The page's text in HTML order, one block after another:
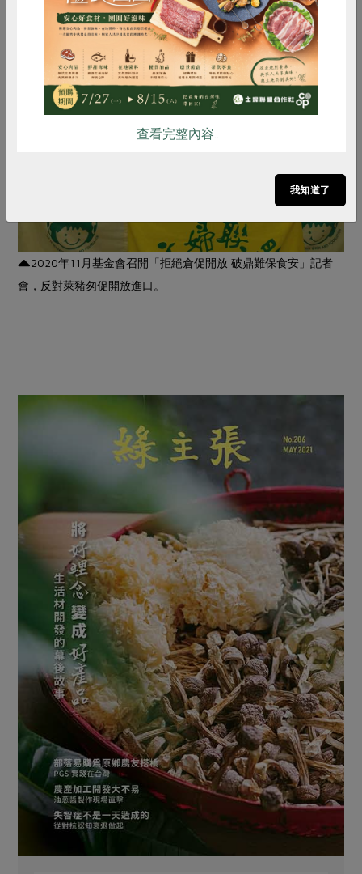
2020年11月基金會召開「拒絕倉促開放 破鼎難保食安」記者
會，反對萊豬匆促開放進口。
雞蛋 食安 共同購買
查看完整內容..
我知道了